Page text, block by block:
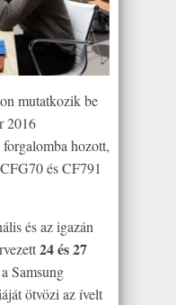
mutatkozik be
2016
hozott,
és CF791
és az igazán
24 és 27
a Samsung
ötvözi az ívelt